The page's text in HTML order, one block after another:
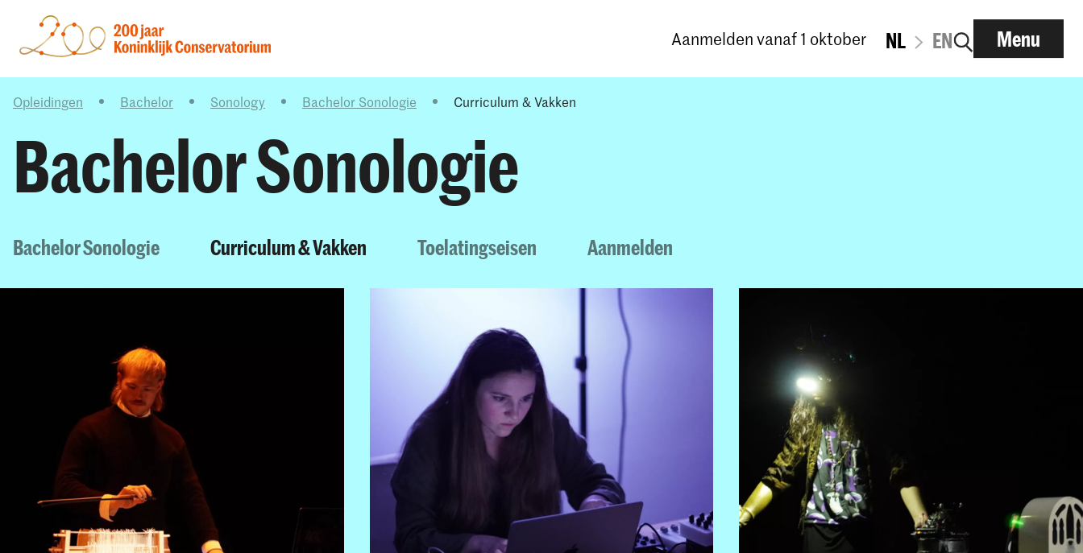
Aanmelden vanaf 1 oktober NL EN Menu
Opleidingen Bachelor Sonology Bachelor Sonologie Curriculum & Vakken
Bachelor Sonologie
Bachelor Sonologie Curriculum & Vakken Toelatingseisen Aanmelden